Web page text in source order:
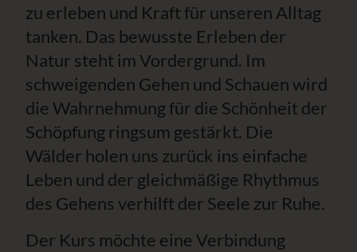
zu erleben und Kraft für unseren Alltag
tanken. Das bewusste Erleben der
Natur steht im Vordergrund. Im
schweigenden Gehen und Schauen wird
die Wahrnehmung für die Schönheit der
Schöpfung ringsum gestärkt. Die
Wälder holen uns zurück ins einfache
Leben und der gleichmäßige Rhythmus
des Gehens verhilft der Seele zur Ruhe.
Der Kurs möchte eine Verbindung